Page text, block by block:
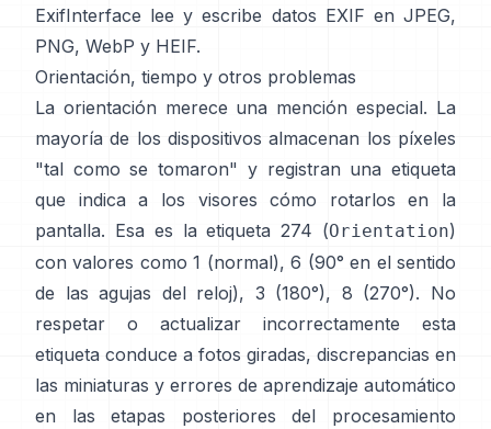
ExifInterface lee y escribe datos EXIF en JPEG,
PNG, WebP y HEIF.
Orientación, tiempo y otros problemas
La orientación merece una mención especial. La
mayoría de los dispositivos almacenan los píxeles
"tal como se tomaron" y registran una etiqueta
que indica a los visores cómo rotarlos en la
pantalla. Esa es la etiqueta 274 (Orientation)
con valores como 1 (normal), 6 (90° en el sentido
de las agujas del reloj), 3 (180°), 8 (270°). No
respetar o actualizar incorrectamente esta
etiqueta conduce a fotos giradas, discrepancias en
las miniaturas y errores de aprendizaje automático
en las etapas posteriores del procesamiento